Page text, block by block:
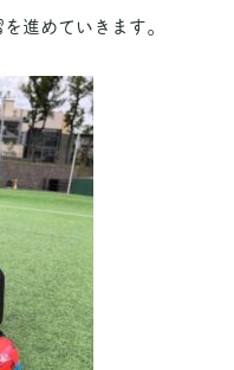
進めていきます。